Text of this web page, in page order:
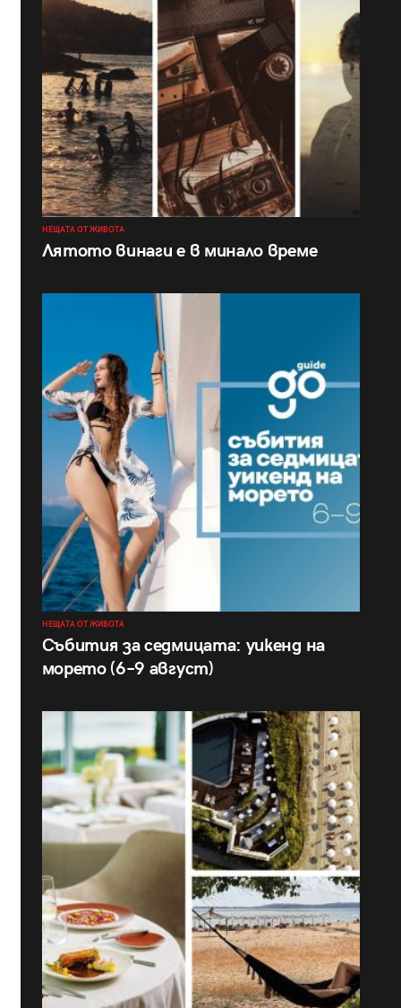
НЕЩАТА ОТ ЖИВОТА
Лятото винаги е в минало време
НЕЩАТА ОТ ЖИВОТА
Събития за седмицата: уикенд на
морето (6–9 август)